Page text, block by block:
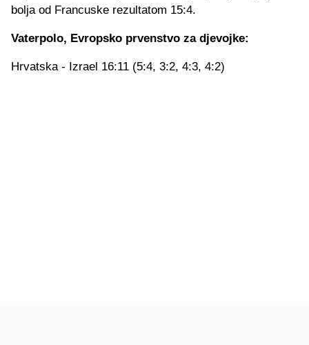
bolja od Francuske rezultatom 15:4.
Vaterpolo, Evropsko prvenstvo za djevojke:
Hrvatska - Izrael 16:11 (5:4, 3:2, 4:3, 4:2)